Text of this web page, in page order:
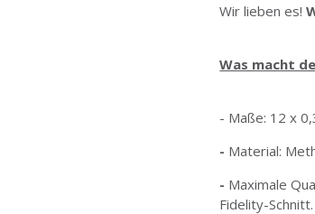
Wir lieben es!
Was macht
- Maße: 12 x
- Material:
- Maximale
Fidelity-Schnitt.